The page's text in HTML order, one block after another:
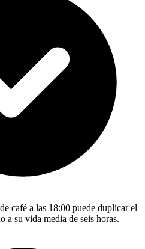
café a las 18:00 puede duplicar el
a su vida media de seis horas.